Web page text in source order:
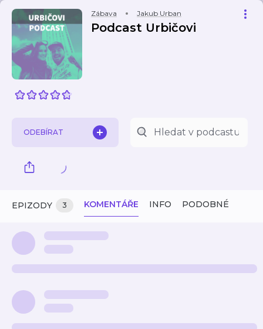
Zábava Jakub Urban
Podcast Urbičovi
ODEBÍRAT
EPIZODY 3 KOMENTÁŘE INFO PODOBNÉ